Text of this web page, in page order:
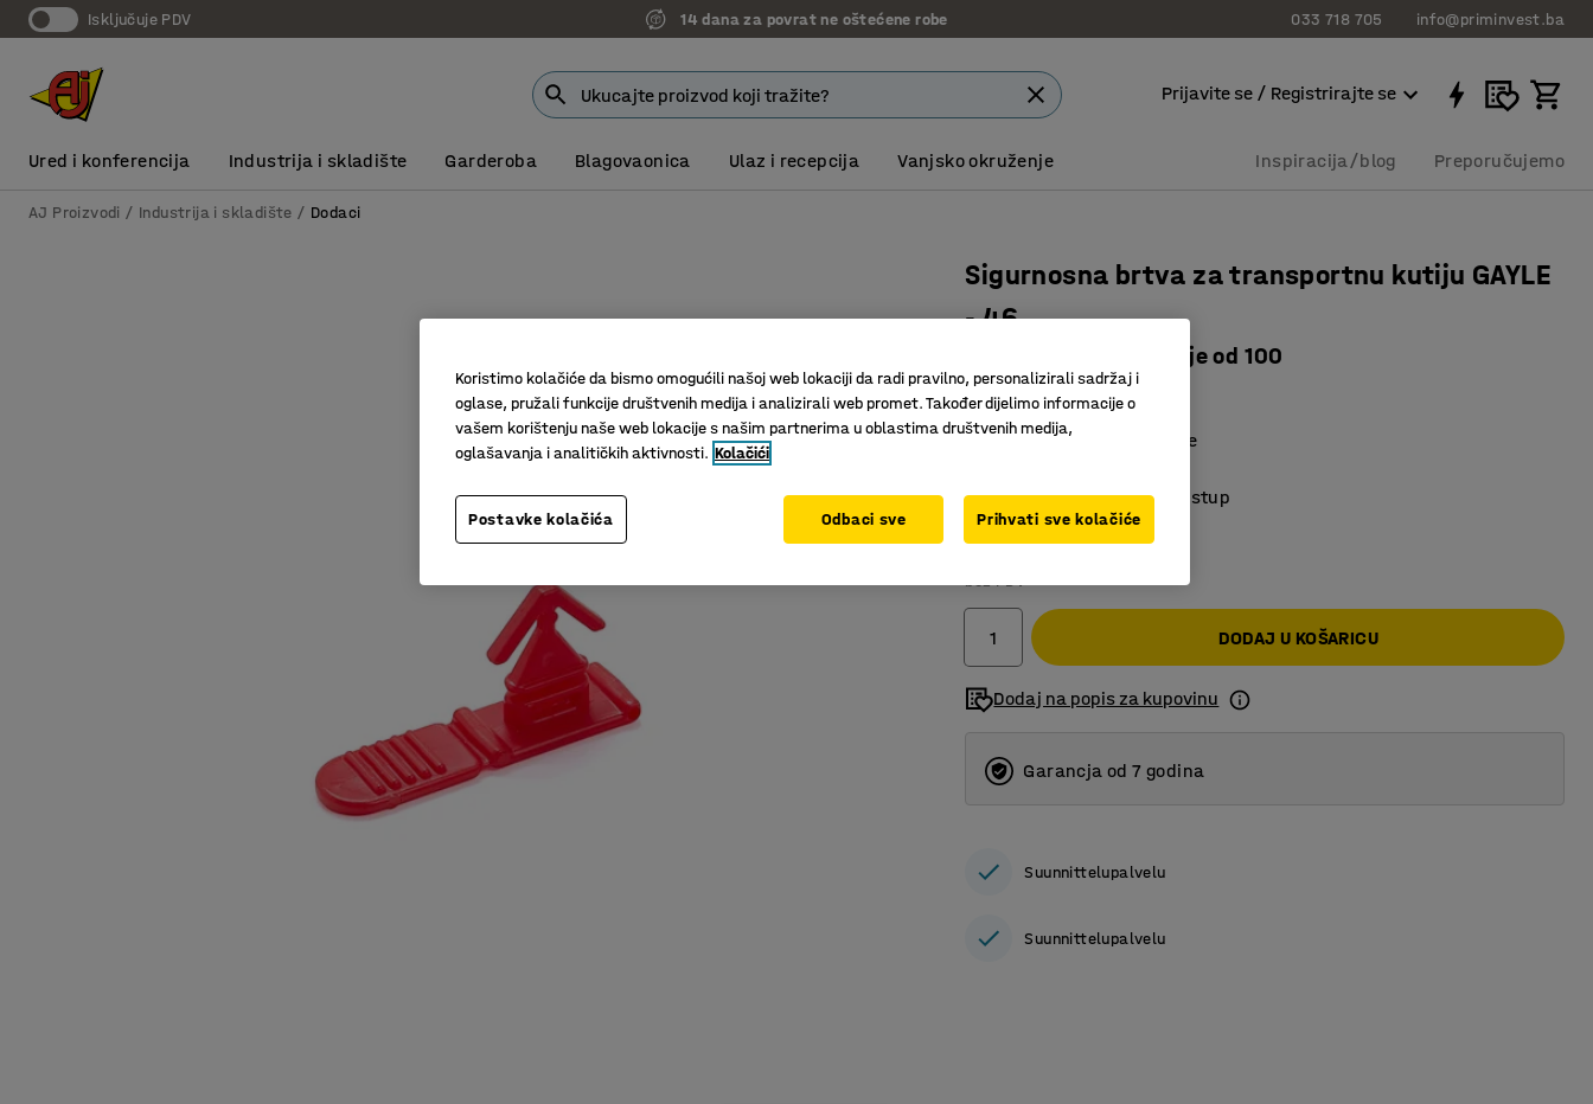
Isključuje PDV 14 dana za povrat ne oštećene robe 033 718 705 info@priminvest.ba
Prijavite se / Registrirajte se
Ured i konferencija Industrija i skladište Garderoba Blagovaonica Ulaz i recepcija Vanjsko okruženje Inspiracija/blog Preporučujemo
AJ Proizvodi Industrija i skladište Dodaci
Sigurnosna brtva za transportnu kutiju GAYLE
- 46
69, 79 litara, pakiranje od 100
Art. br. 25531
Za GAYLE plastične kutije
Sprečava neovlašten pristup
59,00 KM
bez PDV
DODAJ U KOŠARICU
Dodaj na popis za kupovinu
Garancja od 7 godina
Suunnittelupalvelu
Suunnittelupalvelu
Koristimo kolačiće da bismo omogućili našoj web lokaciji da radi pravilno, personalizirali sadržaj i
oglase, pružali funkcije društvenih medija i analizirali web promet. Također dijelimo informacije o
vašem korištenju naše web lokacije s našim partnerima u oblastima društvenih medija,
oglašavanja i analitičkih aktivnosti. Kolačići
Postavke kolačića Odbaci sve Prihvati sve kolačiće